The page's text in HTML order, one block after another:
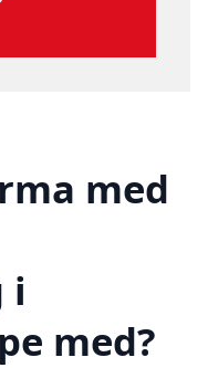
med
i
med?